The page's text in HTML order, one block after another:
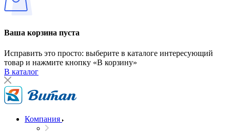
Ваша корзина пуста
Исправить это просто: выберите в каталоге интересующий
товар и нажмите кнопку «В корзину»
В каталог
Компания